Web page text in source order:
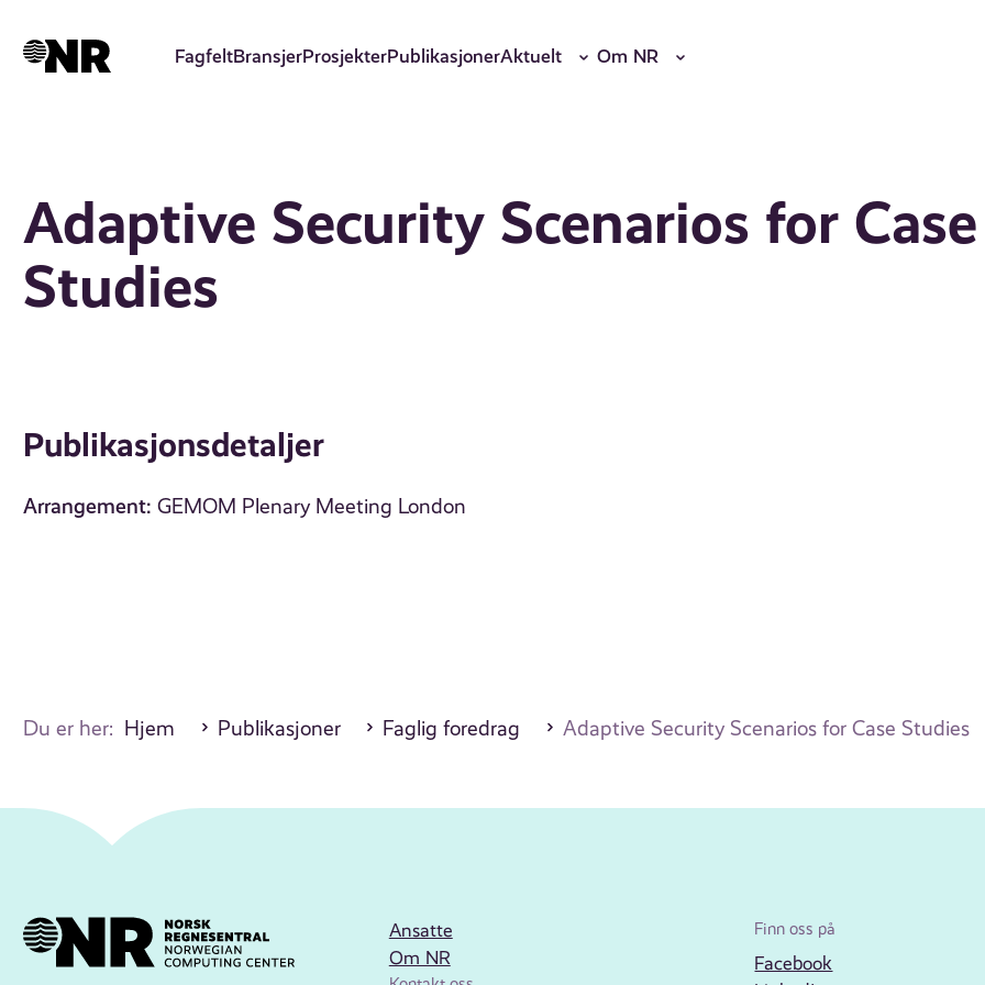
hovedinnhold
FagfeltBransjerProsjekterPublikasjonerAktuelt Om NR
Adaptive Security Scenarios for Case
Studies
Publikasjonsdetaljer
Arrangement: GEMOM Plenary Meeting London
Du er her: Hjem Publikasjoner Faglig foredrag Adaptive Security Scenarios for Case Studies
Ansatte
Om NR
Finn oss på
Facebook